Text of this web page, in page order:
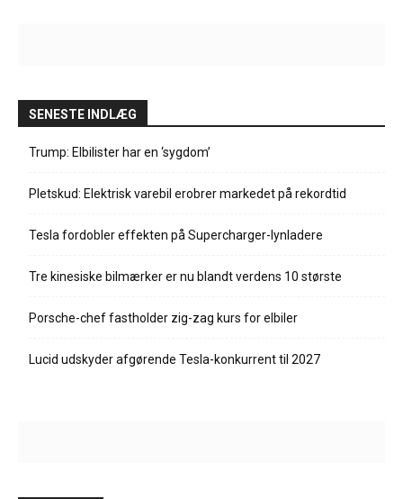
SENESTE INDLÆG
Trump: Elbilister har en ‘sygdom’
Pletskud: Elektrisk varebil erobrer markedet på rekordtid
Tesla fordobler effekten på Supercharger-lynladere
Tre kinesiske bilmærker er nu blandt verdens 10 største
Porsche-chef fastholder zig-zag kurs for elbiler
Lucid udskyder afgørende Tesla-konkurrent til 2027